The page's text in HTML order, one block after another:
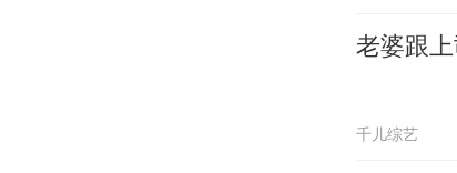
老婆跟
千儿综艺